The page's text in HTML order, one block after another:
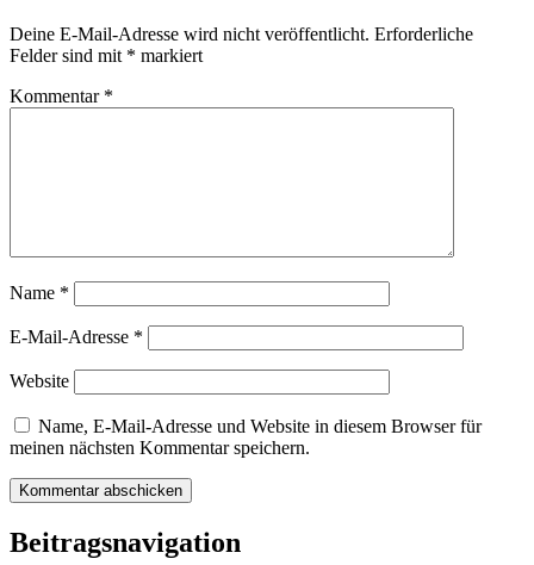
Deine E-Mail-Adresse wird nicht veröffentlicht. Erforderliche
Felder sind mit * markiert
Kommentar *
Name *
E-Mail-Adresse *
Website
Name, E-Mail-Adresse und Website in diesem Browser für
meinen nächsten Kommentar speichern.
Beitragsnavigation